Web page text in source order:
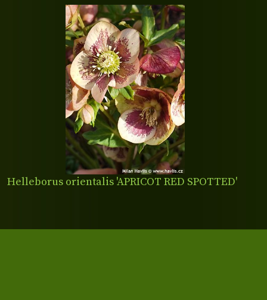
Helleborus orientalis 'APRICOT RED SPOTTED'